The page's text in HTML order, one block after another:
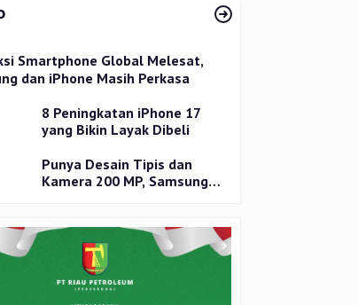
Smartphone Global Melesat,
dan iPhone Masih Perkasa
8 Peningkatan iPhone 17
yang Bikin Layak Dibeli
Punya Desain Tipis dan
Kamera 200 MP, Samsung